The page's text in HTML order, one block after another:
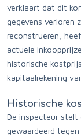
verklaart dat dit
gegevens verloren
reconstrueren,
actuele
historische
kapitaalrekening
Historische
De inspecteur
gewaardeerd